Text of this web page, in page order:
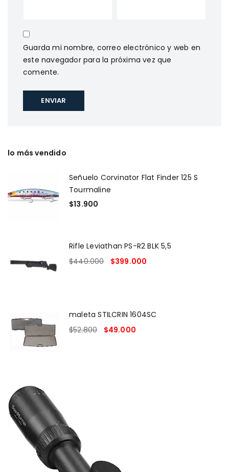
lo más vendido
Señuelo Corvinator Flat Finder 125 S
Tourmaline
$13.900
Rifle Leviathan PS-R2 BLK 5,5
$440.000 $399.000
maleta STILCRIN 1604SC
$52.800 $49.000
Guarda mi nombre, correo electrónico y web en
este navegador para la próxima vez que
comente.